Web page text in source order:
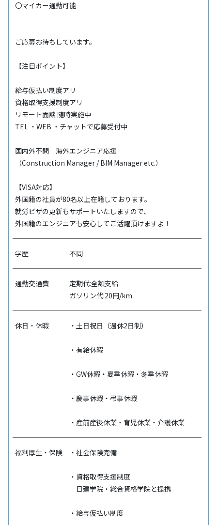
〇マイカー通勤可能
ご応募お待ちしています。
【注目ポイント】
給与仮払い制度アリ
資格取得支援制度アリ
リモート面談 随時実施中
TEL ・WEB ・チャットで応募受付中
国内外不問 海外エンジニア応援
（Construction Manager / BIM Manager etc.）
【VISA対応】
外国籍の社員が80名以上在籍しております。
就労ビザの更新もサポートいたしますので、
外国籍のエンジニアも安心してご活躍頂けますよ！
学歴 不問
通勤交通費
定期代:全額支給
ガソリン代:20円/km
休日・休暇 ・土日祝日（週休2日制）
・有給休暇
・GW休暇・夏季休暇・冬季休暇
・慶事休暇・弔事休暇
・産前産後休業・育児休業・介護休業
福利厚生・保険 ・社会保険完備
・資格取得支援制度
日建学院・総合資格学院と提携
・給与仮払い制度